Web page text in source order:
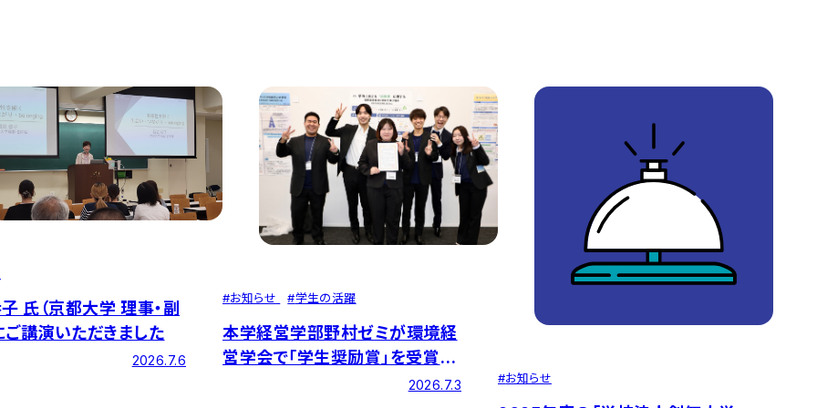
氏（京都大学 理事・副
ご講演いただきました
2026.7.6
#お知らせ #学生の活躍
本学経営学部野村ゼミが環境経
営学会で「学生奨励賞」を受賞！
CO2排出量の可視化に挑むサス
2026.7.3 #お知らせ